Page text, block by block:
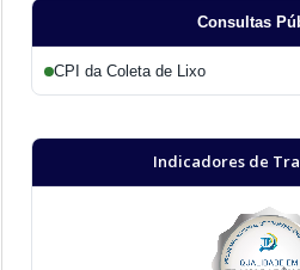
Consultas
CPI da Coleta de Lixo
Indicadores de